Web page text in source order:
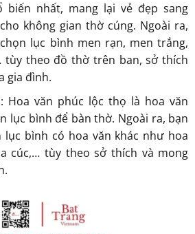
biến nhất, mang lại vẻ đẹp sang
không gian thờ cúng. Ngoài ra,
lục bình men rạn, men trắng,
tùy theo đồ thờ trên ban, sở thích
gia đình.
Hoa văn phúc lộc thọ là hoa văn
lục bình để bàn thờ. Ngoài ra, bạn
lục bình có hoa văn khác như hoa
cúc,… tùy theo sở thích và mong